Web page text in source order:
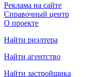
Реклама на сайте
Справочный центр
О проекте
Найти риэлтера
Найти агентство
Найти застройщика